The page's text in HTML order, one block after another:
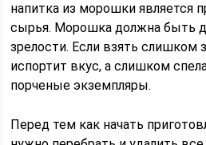
напитка из морошки является
сырья. Морошка должна быть
зрелости. Если взять слишком
испортит вкус, а слишком
порченые экземпляры.
Перед тем как начать